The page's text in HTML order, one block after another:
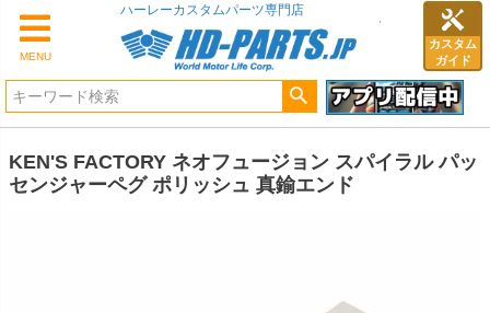
MENU
カスタム
ガイド
ハーレーカスタムパーツ専門店
KEN'S FACTORY ネオフュージョン スパイラル パッ
センジャーペグ ポリッシュ 真鍮エンド